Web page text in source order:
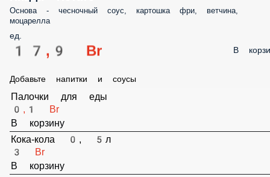
Основа - чесночный соус, картошка фри, ветчина, моцарелла
ед.
17,9 Br
Палочки для еды
0,1 Br
В корзину
Кока-кола 0, 5л
3 Br
В корзину